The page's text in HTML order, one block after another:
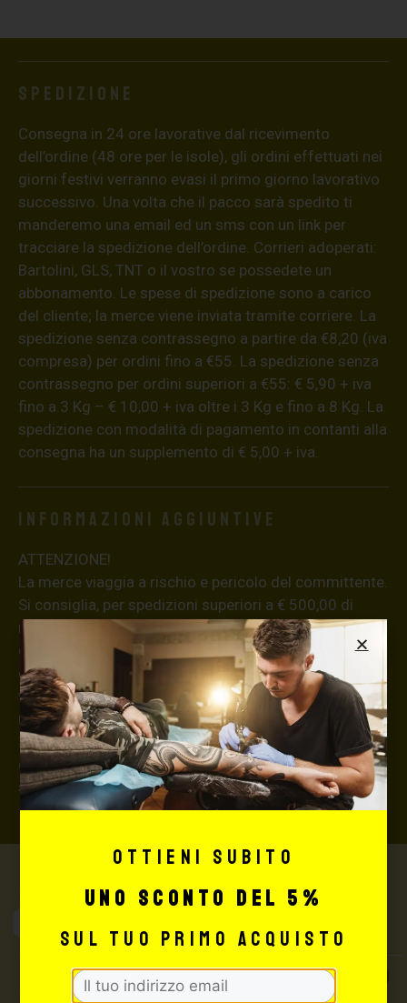
Spedizione
Consegna in 24 ore lavorative dal ricevimento
dell’ordine (48 ore per le isole), gli ordini effettuati nei
giorni festivi verranno evasi il primo giorno lavorativo
successivo. Una volta che il pacco sarà spedito ti
manderemo una email ed un sms con un link per
tracciare la spedizione dell’ordine. Corrieri adoperati:
Bartolini, GLS, TNT o il vostro se possedete un
abbonamento. Le spese di spedizione sono a carico
del cliente; la merce viene inviata tramite corriere. La
spedizione senza contrassegno a partire da €8,20 (iva
compresa) per ordini fino a €55. La spedizione senza
contrassegno per ordini superiori a €55: € 5,90 + iva
fino a 3 Kg – € 10,00 + iva oltre i 3 Kg e fino a 8 Kg. La
spedizione con modalità di pagamento in contanti alla
consegna ha un supplemento di € 5,00 + iva.
Informazioni aggiuntive
ATTENZIONE!
La merce viaggia a rischio e pericolo del committente.
Si consiglia, per spedizioni superiori a € 500,00 di
richiedere l’invio della merce con assicurazione (in
questo caso, se la merce dovesse essere smarrita o
danneggiata dal corriere, quest’ultimo risarcirà l’intero
valore della merce, in caso contrario nessuno
rimborserà il destinatario) con un costo aggiuntivo del
3,5% sul valore totale del carrello, da richiedere prima
di concludere il pagamento al seguente indirizzo:
shop@maxsignorello.it .
Tattoo Supply
TUTTO PER IL TUO
Ottieni subito
uno sconto del 5%
sul tuo primo acquisto